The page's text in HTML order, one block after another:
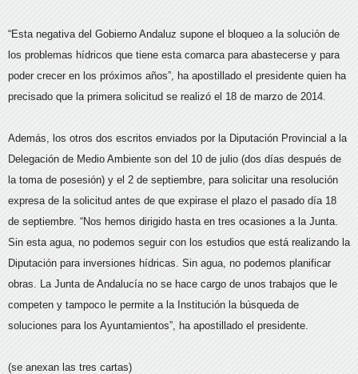
“Esta negativa del Gobierno Andaluz supone el bloqueo a la solución de
los problemas hídricos que tiene esta comarca para abastecerse y para
poder crecer en los próximos años”, ha apostillado el presidente quien ha
precisado que la primera solicitud se realizó el 18 de marzo de 2014.
Además, los otros dos escritos enviados por la Diputación Provincial a la
Delegación de Medio Ambiente son del 10 de julio (dos días después de
la toma de posesión) y el 2 de septiembre, para solicitar una resolución
expresa de la solicitud antes de que expirase el plazo el pasado día 18
de septiembre. “Nos hemos dirigido hasta en tres ocasiones a la Junta.
Sin esta agua, no podemos seguir con los estudios que está realizando la
Diputación para inversiones hídricas. Sin agua, no podemos planificar
obras. La Junta de Andalucía no se hace cargo de unos trabajos que le
competen y tampoco le permite a la Institución la búsqueda de
soluciones para los Ayuntamientos”, ha apostillado el presidente.
(se anexan las tres cartas)